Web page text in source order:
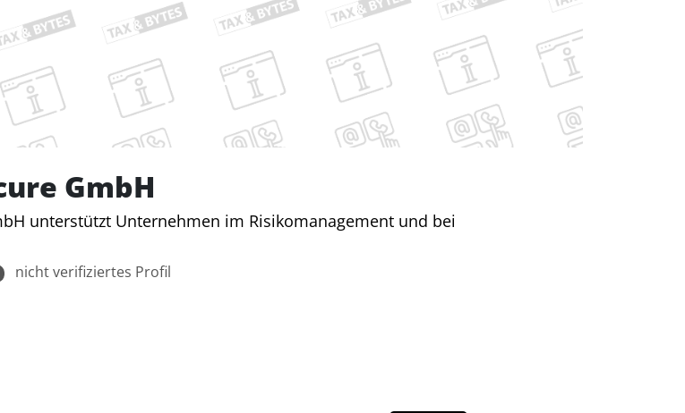
GmbH
unterstützt Unternehmen im Risikomanagement und bei
nicht verifiziertes Profil